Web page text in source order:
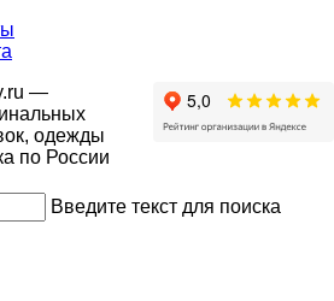
—
одежды
по России
Введите текст для поиска